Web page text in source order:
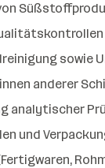
sowie
anderer
analytischer
und